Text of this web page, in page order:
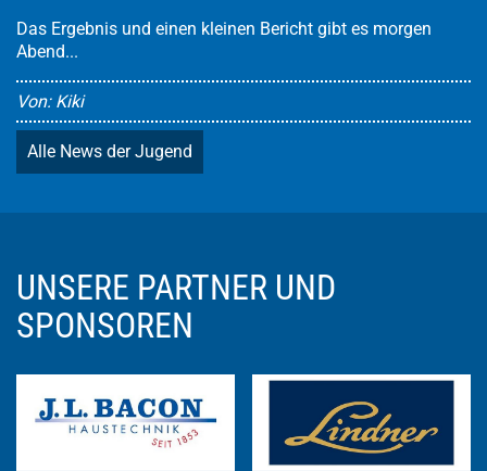
Das Ergebnis und einen kleinen Bericht gibt es morgen
Abend...
Von: Kiki
Alle News der Jugend
UNSERE PARTNER UND
SPONSOREN